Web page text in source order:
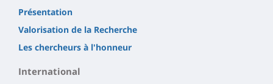
Présentation
Valorisation de la Recherche
Les chercheurs à l'honneur
International